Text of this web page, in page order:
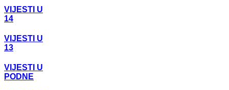
VIJESTI U
14
VIJESTI U
13
VIJESTI U
PODNE